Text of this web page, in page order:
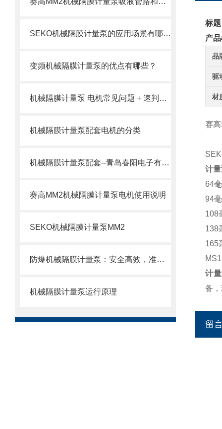
SEKO机械隔膜计量泵的应用场景有哪些？
变频机械隔膜计量泵的优点有哪些？
机械隔膜计量泵 电机常见问题 + 速判速修
机械隔膜计量泵配套电机的分类
机械隔膜计量泵配套--青岛春阳电子有限公司
赛高MM2机械隔膜计量泵电机使用说明
SEKO机械隔膜计量泵MM2
防爆机械隔膜计量泵：安全高效，准确计量新选择
机械隔膜计量泵运行原理
标
产
品
驱
材
赛
计
64
94
108
138
165
计
备
留